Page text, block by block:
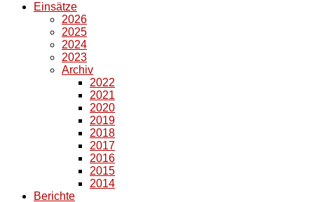
Einsätze
2026
2025
2024
2023
Archiv
2022
2021
2020
2019
2018
2017
2016
2015
2014
Berichte